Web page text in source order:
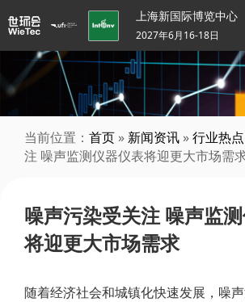
上海新国际博览中心
2027年6月16-18日
当前位置： 首页 » 新闻资讯 »行业热点
注 噪声监测仪器仪表将迎更大市场需
噪声污染受关注 噪声监
将迎更大市场需求
随着经济社会和城镇化快速发展，噪